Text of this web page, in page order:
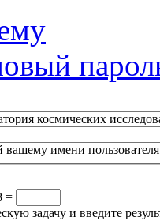
космических
имени
=
задачу и введите